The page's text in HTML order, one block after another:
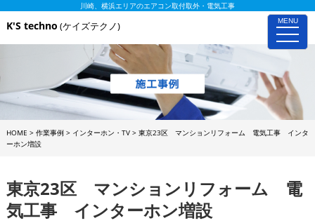
MENU
toggle
川崎、横浜エリアのエアコン取付取外・電気工事
K'S techno (ケイズテクノ)
HOME > 作業事例> インターホン・TV> 東京23区 マンションリフォーム 電気工事 インタ
ーホン増設
東京23区 マンションリフォーム 電
気工事 インターホン増設